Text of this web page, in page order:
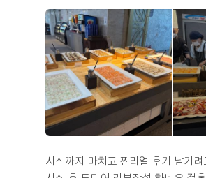
든요. 그런데 천장이 화이트 톤으로
위기가 훨씬 세련돼 보였고, 기존 장
럽지 않게 느껴졌습니다. 의자도 새
느낌이었고, 예식장 앞 강단 부분도
서 사진 찍으면 예쁠 것 같다는 생각
도 핑크 계열이라 전체적으로 사랑
잘 살아났고, 조명도 은은해서 공간
들어주는 느낌이었습니다. 부모님도
요. 시식도 만족스러웠어요. 음식 종류도 다양했고 전반적
시식까지 마치고 찐리얼 후기 남기려